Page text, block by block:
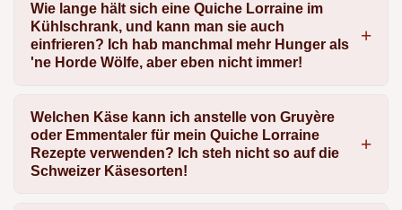
Wie lange hält sich eine Quiche Lorraine im
Kühlschrank, und kann man sie auch
einfrieren? Ich hab manchmal mehr Hunger als
'ne Horde Wölfe, aber eben nicht immer!
Welchen Käse kann ich anstelle von Gruyère
oder Emmentaler für mein Quiche Lorraine
Rezepte verwenden? Ich steh nicht so auf die
Schweizer Käsesorten!